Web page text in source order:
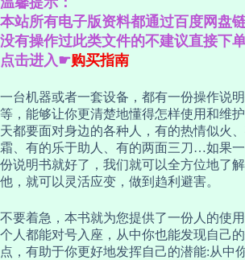
本站所有电子版资料都通过百度网盘链
没有操作过此类文件的不建议直接下单
点击进入☛购买指南
一台机器或者一套设备，都有一份操作说
等，能够让你更清楚地懂得怎样使用和维
天都要面对身边的各种人，有的热情似火
霜、有的乐于助人、有的两面三刀…如果
份说明书就好了，我们就可以全方位地了
他，就可以灵活应变，做到趋利避害。
不要着急，本书就为您提供了一份人的使
个人都能对号入座，从中你也能发现自己
点，有助于你更好地发挥自己的潜能:从中